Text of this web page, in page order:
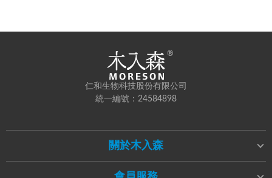
仁和生物科技股份有限公司
統一編號：24584898
關於木入森